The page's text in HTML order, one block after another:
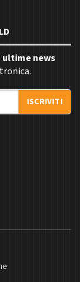
ultime news
ISCRIVITI